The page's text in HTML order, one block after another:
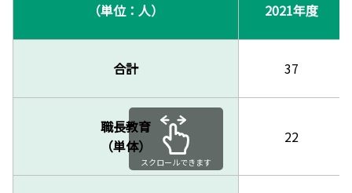
（単位：人） 2021年度
合計 37
職長教育
（単体）
22
スクロールできます